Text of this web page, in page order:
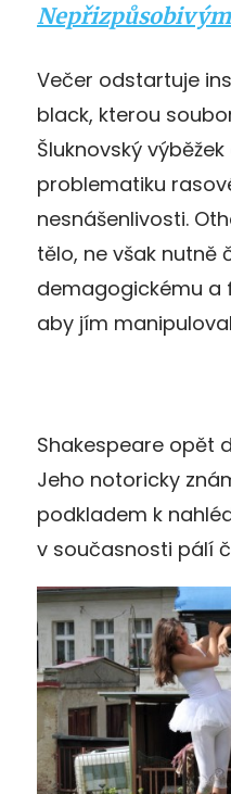
Nepřizpůsobivým
Večer odstartuje
black, kterou
Šluknovský
problematiku
nesnášenlivosti.
tělo, ne však nutně
demagogickému a
aby jím
Shakespeare opět
Jeho notoricky
podkladem k
v současnosti pálí